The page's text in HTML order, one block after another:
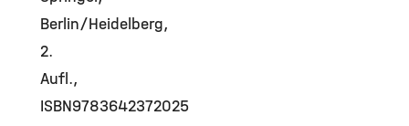
Berlin/Heidelberg,
2.
Aufl.,
ISBN9783642372025